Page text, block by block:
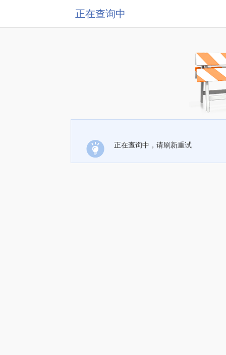
正在查询中
正在查询中，请刷新重试